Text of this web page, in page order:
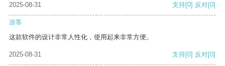
2025-08-31 支持[0] 反对[0]
游客
这款软件的设计非常人性化，使用起来非常方便。
2025-08-31 支持[0] 反对[0]